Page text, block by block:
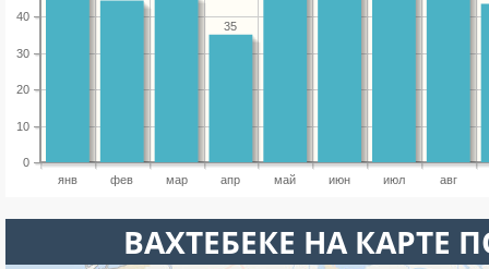
янв фев мар апр май июн июл авг
0
10
20
30
40
35
ВАХТЕБЕКЕ НА КАРТЕ